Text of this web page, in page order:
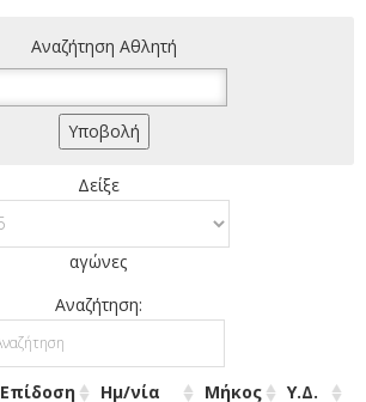
Αναζήτηση Αθλητή
Δείξε
αγώνες
Αναζήτηση:
Επίδοση Ημ/νία Μήκος
Υ.Δ.